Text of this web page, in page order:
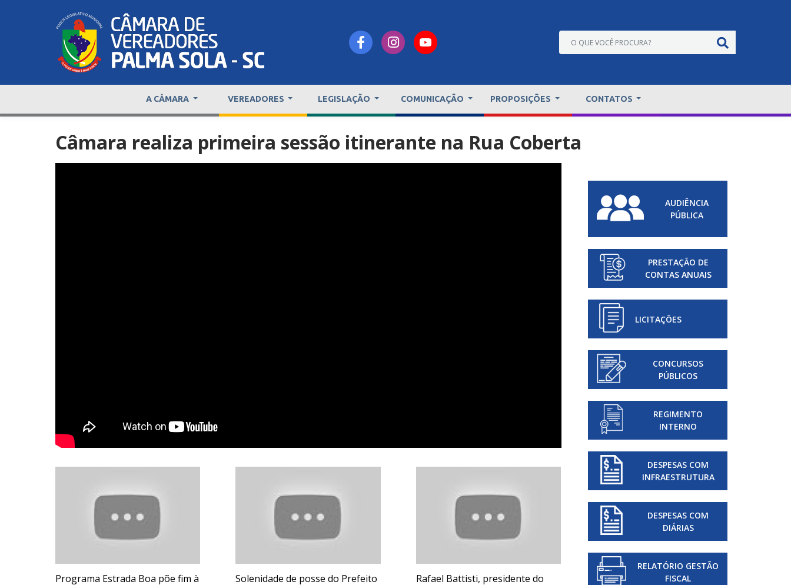
A CÂMARA VEREADORES LEGISLAÇÃO COMUNICAÇÃO PROPOSIÇÕES CONTATOS
Câmara realiza primeira sessão itinerante na Rua Coberta
Programa Estrada Boa põe fim à
Solenidade de posse do Prefeito
Rafael Battisti, presidente do
Vereadores Mirins tomam posse
AUDIÊNCIA
PÚBLICA
PRESTAÇÃO DE
CONTAS ANUAIS
LICITAÇÕES
CONCURSOS
PÚBLICOS
REGIMENTO
INTERNO
DESPESAS COM
INFRAESTRUTURA
DESPESAS COM
DIÁRIAS
RELATÓRIO GESTÃO
FISCAL